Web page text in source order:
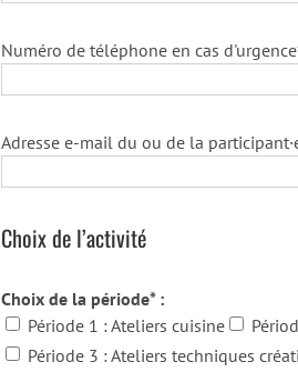
Numéro de téléphone en cas
Adresse e-mail du ou de la
Choix de l’activité
Choix de la période* :
Période 1 : Ateliers cuisine
Période 3 : Ateliers techniques